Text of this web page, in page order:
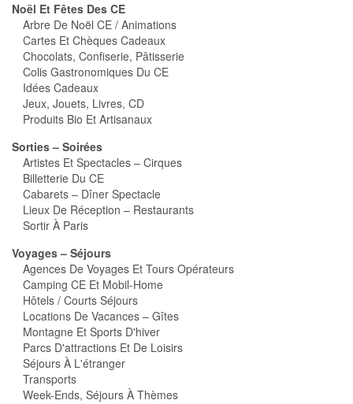
Noël Et Fêtes Des CE
Arbre De Noël CE / Animations
Cartes Et Chèques Cadeaux
Chocolats, Confiserie, Pâtisserie
Colis Gastronomiques Du CE
Idées Cadeaux
Jeux, Jouets, Livres, CD
Produits Bio Et Artisanaux
Sorties – Soirées
Artistes Et Spectacles – Cirques
Billetterie Du CE
Cabarets – Dîner Spectacle
Lieux De Réception – Restaurants
Sortir À Paris
Voyages – Séjours
Agences De Voyages Et Tours Opérateurs
Camping CE Et Mobil-Home
Hôtels / Courts Séjours
Locations De Vacances – Gîtes
Montagne Et Sports D'hiver
Parcs D'attractions Et De Loisirs
Séjours À L'étranger
Transports
Week-Ends, Séjours À Thèmes